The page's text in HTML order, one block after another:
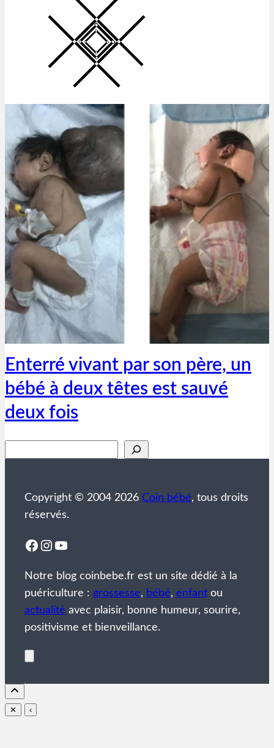
Thibaut Parent
13 mars 2019
Enterré vivant par son père, un
bébé à deux têtes est sauvé
deux fois
Copyright © 2004 2026 Coin bébé, tous droits
réservés.
Facebook
Instagram
YouTube
Notre blog coinbebe.fr est un site dédié à la
puériculture : grossesse, bébé, enfant ou
actualité avec plaisir, bonne humeur, sourire,
positivisme et bienveillance.
✕ ‹